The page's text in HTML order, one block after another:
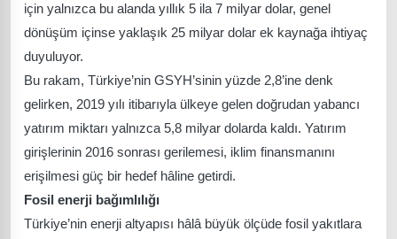
için yalnızca bu alanda yıllık 5 ila 7 milyar dolar, genel
dönüşüm içinse yaklaşık 25 milyar dolar ek kaynağa ihtiyaç
duyuluyor.
Bu rakam, Türkiye’nin GSYH’sinin yüzde 2,8’ine denk
gelirken, 2019 yılı itibarıyla ülkeye gelen doğrudan yabancı
yatırım miktarı yalnızca 5,8 milyar dolarda kaldı. Yatırım
girişlerinin 2016 sonrası gerilemesi, iklim finansmanını
erişilmesi güç bir hedef hâline getirdi.
Fosil enerji bağımlılığı
Türkiye’nin enerji altyapısı hâlâ büyük ölçüde fosil yakıtlara